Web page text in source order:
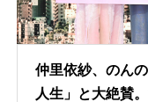
仲里依紗、のん
人生」と大絶賛